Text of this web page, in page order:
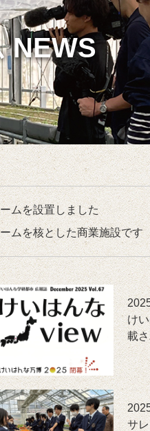
NEWS
ムを設置しました
ムを核とした商業施設です
け
載
サ